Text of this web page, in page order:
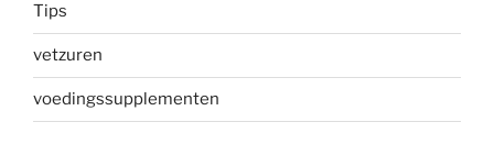
Tips
vetzuren
voedingssupplementen